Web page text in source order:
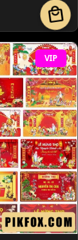
VIP
local_mall